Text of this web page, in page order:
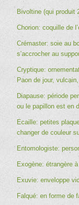
Bivoltine (qui produit
Chorion: coquille de
Crémaster: soie au
s’accrocher au
Cryptique:
Paon de jour,
Diapause: période
ou le papillon est en
Ecaille: petites
changer de couleur
Entomologiste:
Exogène: étrangère
Exuvie: enveloppe
Falqué: en forme de